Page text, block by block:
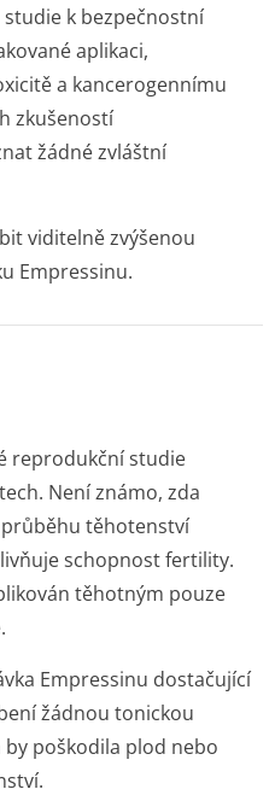
k bezpečnostní
aplikaci,
a kancerogennímu
zkušeností
žádné zvláštní
viditelně zvýšenou
Empressinu.
reprodukční studie
Není známo, zda
těhotenství
schopnost fertility.
těhotným pouze
Empressinu dostačující
žádnou tonickou
poškodila plod nebo